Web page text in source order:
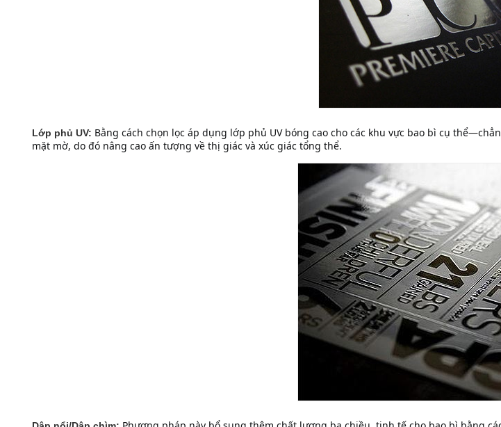
Lớp phủ UV: Bằng cách chọn lọc áp dụng lớp phủ UV bóng cao cho các khu vực bao bì cụ
mặt mờ, do đó nâng cao ấn tượng về thị giác và xúc giác tổng thể.